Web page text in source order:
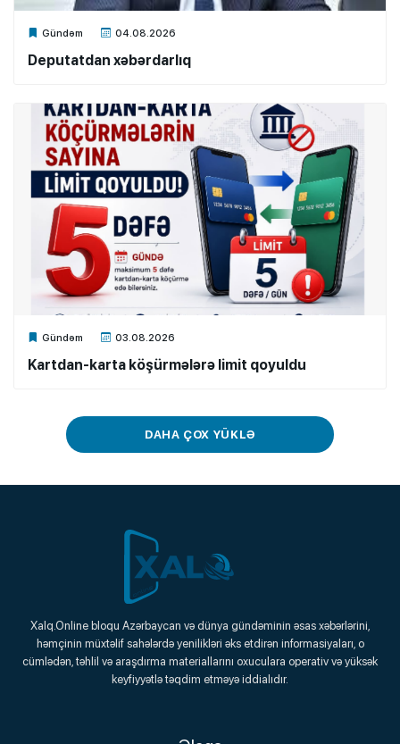
Gündəm 04.08.2026
Xalq.Online
Deputatdan xəbərdarlıq
Gündəm 03.08.2026
Xalq.Online
Kartdan-karta köşürmələrə limit qoyuldu
DAHA ÇOX YÜKLƏ
Xalq.Online
Onlayn Platforma
Xalq.Online bloqu Azərbaycan və dünya gündəminin əsas xəbərlərini,
həmçinin müxtəlif sahələrdə yenilikləri əks etdirən informasiyaları, o
cümlədən, təhlil və araşdırma materiallarını oxuculara operativ və yüksək
keyfiyyətlə təqdim etməyə iddialıdır.